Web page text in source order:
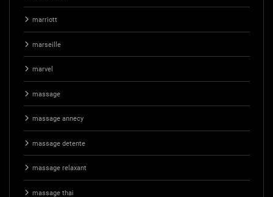
marriott
marseille
marvel
massage
massage annecy
massage detente
massage relaxant
massage thai